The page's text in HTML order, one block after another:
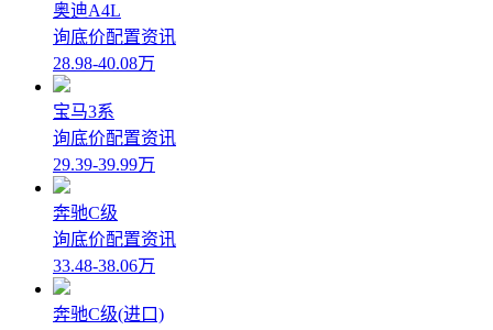
奥迪A4L
询底价配置资讯
28.98-40.08万
宝马3系
询底价配置资讯
29.39-39.99万
奔驰C级
询底价配置资讯
33.48-38.06万
奔驰C级(进口)